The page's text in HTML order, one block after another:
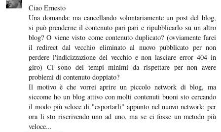
Ciao Ernesto
Una domanda: ma cancellando volontariamente un post del blog,
si può prenderne il contenuto pari pari e ripubblicarlo su un altro
blog? O viene visto come contenuto duplicato? (ovviamente farei
il redirect dal vecchio eliminato al nuovo pubblicato per non
perdere l'indicizzazione del vecchio e non lasciare error 404 in
giro) Ci sono dei tempi minimi da rispettare per non avere
problemi di contenuto doppiato?
Il motivo è che vorrei aprire un piccolo network di blog, ma
siccome ho un blog attivo con molti contenuti buoni sto cercando
il modo più veloce di "esportarli" appunto nel nuovo network: per
ora li sto riscrivendo uno ad uno, ma se ci fosse un metodo più
veloce...